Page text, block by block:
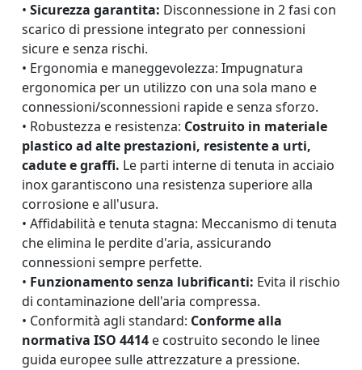
• Sicurezza garantita: Disconnessione in 2 fasi con
scarico di pressione integrato per connessioni
sicure e senza rischi.
• Ergonomia e maneggevolezza: Impugnatura
ergonomica per un utilizzo con una sola mano e
connessioni/sconnessioni rapide e senza sforzo.
• Robustezza e resistenza: Costruito in materiale
plastico ad alte prestazioni, resistente a urti,
cadute e graffi. Le parti interne di tenuta in acciaio
inox garantiscono una resistenza superiore alla
corrosione e all'usura.
• Affidabilità e tenuta stagna: Meccanismo di tenuta
che elimina le perdite d'aria, assicurando
connessioni sempre perfette.
• Funzionamento senza lubrificanti: Evita il rischio
di contaminazione dell'aria compressa.
• Conformità agli standard: Conforme alla
normativa ISO 4414 e costruito secondo le linee
guida europee sulle attrezzature a pressione.